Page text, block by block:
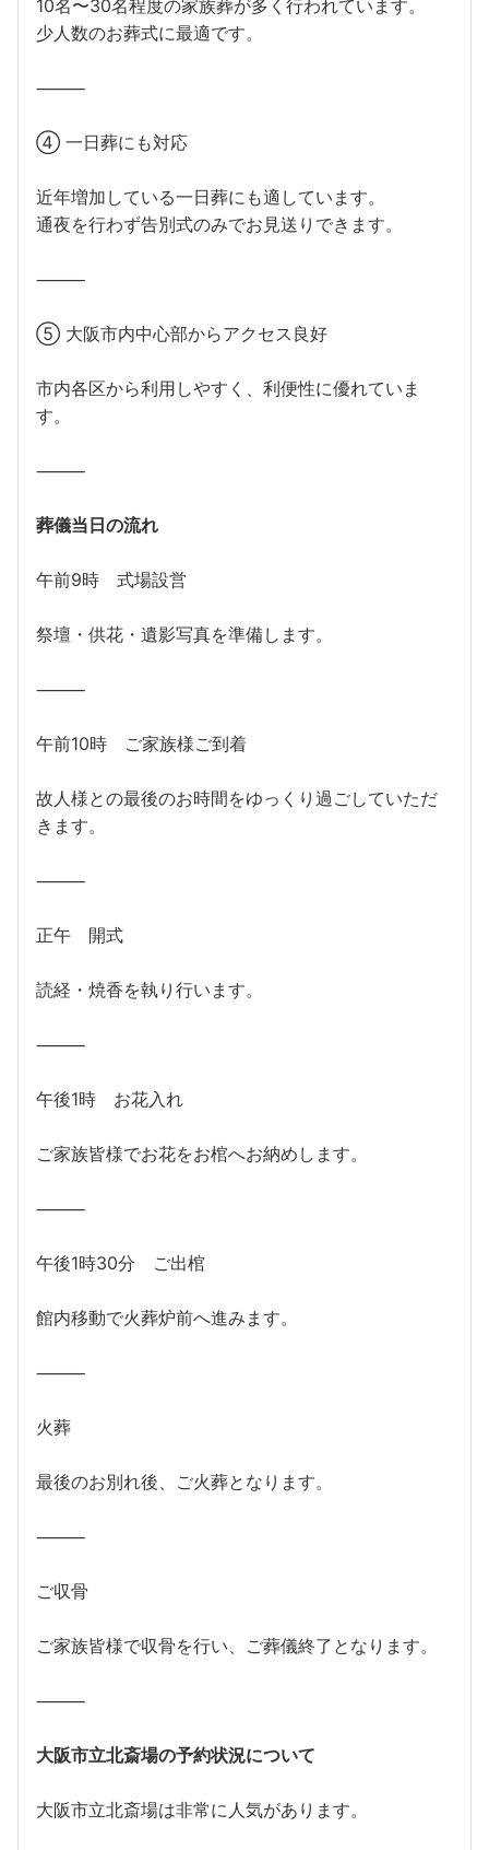
10名〜30名程度の家族葬が多く行われています。
少人数のお葬式に最適です。
⸻
④ 一日葬にも対応
近年増加している一日葬にも適しています。
通夜を行わず告別式のみでお見送りできます。
⸻
⑤ 大阪市内中心部からアクセス良好
市内各区から利用しやすく、利便性に優れていま
す。
⸻
葬儀当日の流れ
午前9時 式場設営
祭壇・供花・遺影写真を準備します。
⸻
午前10時 ご家族様ご到着
故人様との最後のお時間をゆっくり過ごしていただ
きます。
⸻
正午 開式
読経・焼香を執り行います。
⸻
午後1時 お花入れ
ご家族皆様でお花をお棺へお納めします。
⸻
午後1時30分 ご出棺
館内移動で火葬炉前へ進みます。
⸻
火葬
最後のお別れ後、ご火葬となります。
⸻
ご収骨
ご家族皆様で収骨を行い、ご葬儀終了となります。
⸻
大阪市立北斎場の予約状況について
大阪市立北斎場は非常に人気があります。